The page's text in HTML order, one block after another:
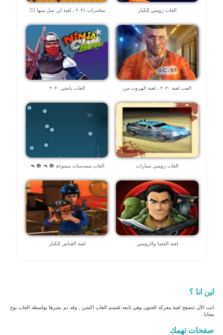
العاب زومبي للكبار
مغامرات ٢٠٢١ ، لعبة لن تمل منها 🧗‍♀️
العب لعبة ٢٠٢٠ ، لعبة الهروب من
العاب بابجي ٢٠٢٠
العاب زومبي سيارات العاب مسدسات ممنوعة 🎃 🔫 🎃 🔫
لعبة العصا والزومبي لعبة القناص للكبار
اين انا ؟
انت الآن تتصفح لعبة معركة الجنون وهي تابعه لقسم العاب اكشن , وقد تم نشرها بواسطه العاب بوح
مجانا .
صفحات تهمك